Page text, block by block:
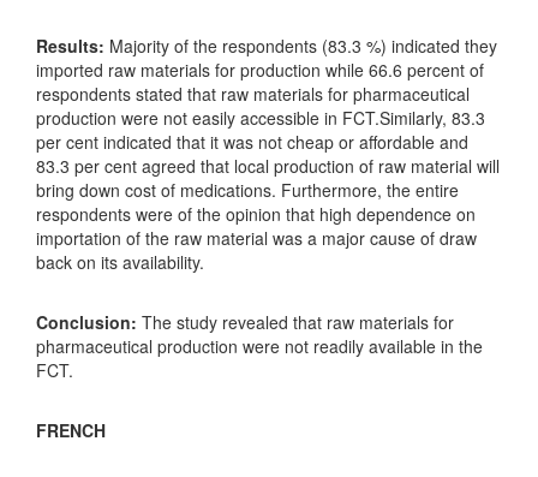
Results: Majority of the respondents (83.3 %) indicated they
imported raw materials for production while 66.6 percent of
respondents stated that raw materials for pharmaceutical
production were not easily accessible in FCT.Similarly, 83.3
per cent indicated that it was not cheap or affordable and
83.3 per cent agreed that local production of raw material will
bring down cost of medications. Furthermore, the entire
respondents were of the opinion that high dependence on
importation of the raw material was a major cause of draw
back on its availability.
Conclusion: The study revealed that raw materials for
pharmaceutical production were not readily available in the
FCT.
FRENCH